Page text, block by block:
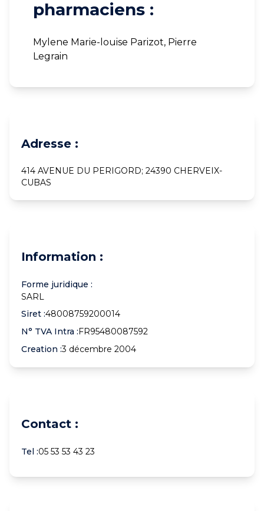
pharmaciens :
Mylene Marie-louise Parizot, Pierre
Legrain
Adresse :
414 AVENUE DU PERIGORD; 24390 CHERVEIX-
CUBAS
Information :
Forme juridique :
SARL
Siret :48008759200014
N° TVA Intra :FR95480087592
Creation :3 décembre 2004
Contact :
Tel :05 53 53 43 23